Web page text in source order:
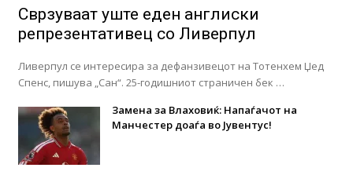
Сврзуваат уште еден англиски
репрезентативец со Ливерпул
Ливерпул се интересира за дефанзивецот на Тотенхем Џед
Спенс, пишува „Сан“. 25-годишниот страничен бек …
Замена за Влаховиќ: Напаѓачот на
Манчестер доаѓа во Јувентус!